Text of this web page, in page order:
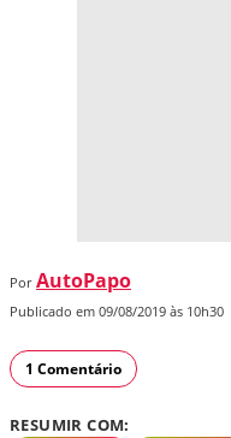
Por AutoPapo
Publicado em 09/08/2019 às 10h30
1 Comentário
RESUMIR COM: